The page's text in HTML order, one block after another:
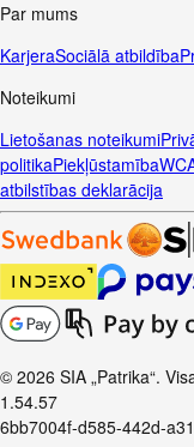
Par mums
KarjeraSociālā atbildība
Noteikumi
Lietošanas noteikumi
politikaPiekļūstamība
atbilstības deklarācija
© 2026 SIA „Patrika“.
1.54.57
6bb7004f-d585-442d-